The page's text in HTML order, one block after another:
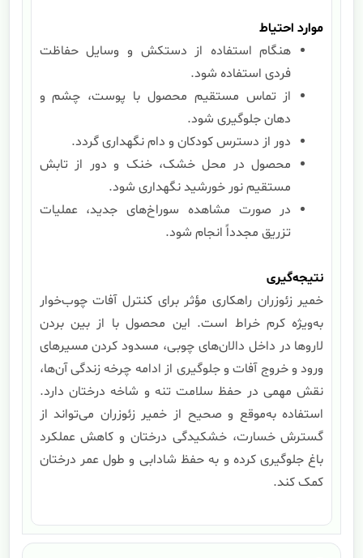
موارد احتیاط
هنگام استفاده از دستکش و وسایل حفاظت
فردی استفاده شود.
از تماس مستقیم محصول با پوست، چشم و
دهان جلوگیری شود.
دور از دسترس کودکان و دام نگهداری گردد.
محصول در محل خشک، خنک و دور از تابش
مستقیم نور خورشید نگهداری شود.
در صورت مشاهده سوراخ‌های جدید، عملیات
تزریق مجدداً انجام شود.
نتیجه‌گیری
خمیر زئوزران راهکاری مؤثر برای کنترل آفات چوب‌خوار
به‌ویژه کرم خراط است. این محصول با از بین بردن
لاروها در داخل دالان‌های چوبی، مسدود کردن مسیرهای
ورود و خروج آفات و جلوگیری از ادامه چرخه زندگی آن‌ها،
نقش مهمی در حفظ سلامت تنه و شاخه درختان دارد.
استفاده به‌موقع و صحیح از خمیر زئوزران می‌تواند از
گسترش خسارت، خشکیدگی درختان و کاهش عملکرد
باغ جلوگیری کرده و به حفظ شادابی و طول عمر درختان
کمک کند.